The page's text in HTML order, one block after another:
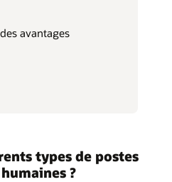
avantages
types de postes
?